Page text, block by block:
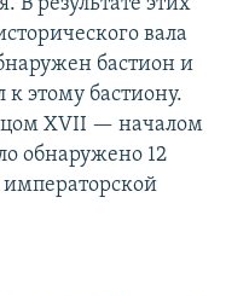
В результате этих
вала
бастион и
этому бастиону.
XVII — началом
обнаружено 12